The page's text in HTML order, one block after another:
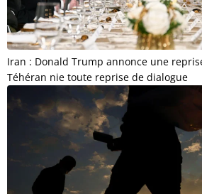
Iran : Donald Trump annonce une
Téhéran nie toute reprise de dialogue